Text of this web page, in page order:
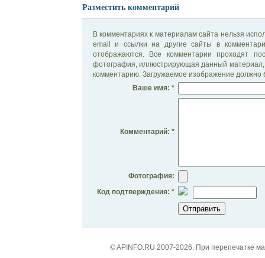
Разместить комментарий
В комментариях к материалам сайта нельзя
email и ссылки на другие сайты в
отображаются. Все комментарии проходят
фотография, иллюстрирующая данный материал,
комментарию. Загружаемое изображение должно
Ваше имя: *
Комментарий: *
Фотография:
Код подтверждения: *
© APINFO.RU 2007-2026. При перепечатке